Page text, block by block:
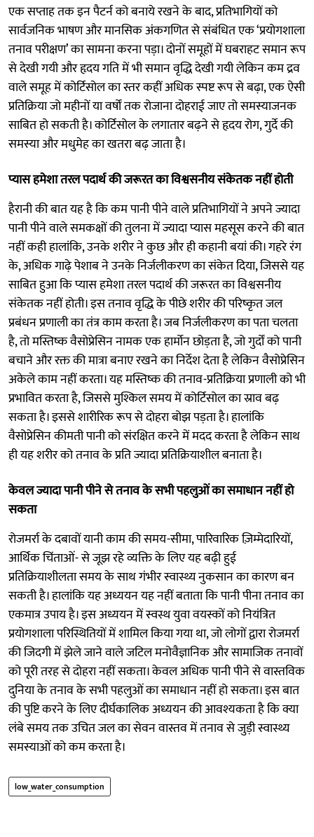
एक सप्ताह तक इन पैटर्न को बनाये रखने के बाद, प्रतिभागियों को
सार्वजनिक भाषण और मानसिक अंकगणित से संबंधित एक ‘प्रयोगशाला
तनाव परीक्षण’ का सामना करना पड़ा। दोनों समूहों में घबराहट समान रूप
से देखी गयी और हृदय गति में भी समान वृद्धि देखी गयी लेकिन कम द्रव
वाले समूह में कोर्टिसोल का स्तर कहीं अधिक स्पष्ट रूप से बढ़ा, एक ऐसी
प्रतिक्रिया जो महीनों या वर्षों तक रोजाना दोहराई जाए तो समस्याजनक
साबित हो सकती है। कोर्टिसोल के लगातार बढ़ने से हृदय रोग, गुर्दे की
समस्या और मधुमेह का खतरा बढ़ जाता है।
प्यास हमेशा तरल पदार्थ की जरूरत का विश्वसनीय संकेतक नहीं होती
हैरानी की बात यह है कि कम पानी पीने वाले प्रतिभागियों ने अपने ज्यादा
पानी पीने वाले समकक्षों की तुलना में ज्यादा प्यास महसूस करने की बात
नहीं कही हालांकि, उनके शरीर ने कुछ और ही कहानी बयां की। गहरे रंग
के, अधिक गाढ़े पेशाब ने उनके निर्जलीकरण का संकेत दिया, जिससे यह
साबित हुआ कि प्यास हमेशा तरल पदार्थ की जरूरत का विश्वसनीय
संकेतक नहीं होती। इस तनाव वृद्धि के पीछे शरीर की परिष्कृत जल
प्रबंधन प्रणाली का तंत्र काम करता है। जब निर्जलीकरण का पता चलता
है, तो मस्तिष्क वैसोप्रेसिन नामक एक हार्मोन छोड़ता है, जो गुर्दों को पानी
बचाने और रक्त की मात्रा बनाए रखने का निर्देश देता है लेकिन वैसोप्रेसिन
अकेले काम नहीं करता। यह मस्तिष्क की तनाव-प्रतिक्रिया प्रणाली को भी
प्रभावित करता है, जिससे मुश्किल समय में कोर्टिसोल का स्राव बढ़
सकता है। इससे शारीरिक रूप से दोहरा बोझ पड़ता है। हालांकि
वैसोप्रेसिन कीमती पानी को संरक्षित करने में मदद करता है लेकिन साथ
ही यह शरीर को तनाव के प्रति ज्यादा प्रतिक्रियाशील बनाता है।
केवल ज्यादा पानी पीने से तनाव के सभी पहलुओं का समाधान नहीं हो
सकता
रोजमर्रा के दबावों यानी काम की समय-सीमा, पारिवारिक ज़िम्मेदारियों,
आर्थिक चिंताओं- से जूझ रहे व्यक्ति के लिए यह बढ़ी हुई
प्रतिक्रियाशीलता समय के साथ गंभीर स्वास्थ्य नुकसान का कारण बन
सकती है। हालांकि यह अध्ययन यह नहीं बताता कि पानी पीना तनाव का
एकमात्र उपाय है। इस अध्ययन में स्वस्थ युवा वयस्कों को नियंत्रित
प्रयोगशाला परिस्थितियों में शामिल किया गया था, जो लोगों द्वारा रोजमर्रा
की जिदगी में झेले जाने वाले जटिल मनोवैज्ञानिक और सामाजिक तनावों
को पूरी तरह से दोहरा नहीं सकता। केवल अधिक पानी पीने से वास्तविक
दुनिया के तनाव के सभी पहलुओं का समाधान नहीं हो सकता। इस बात
की पुष्टि करने के लिए दीर्घकालिक अध्ययन की आवश्यकता है कि क्या
लंबे समय तक उचित जल का सेवन वास्तव में तनाव से जुड़ी स्वास्थ्य
समस्याओं को कम करता है।
low_water_consumption